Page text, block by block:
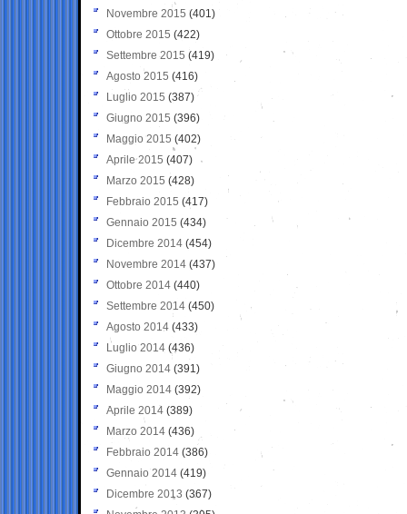
Novembre 2015 (401)
Ottobre 2015 (422)
Settembre 2015 (419)
Agosto 2015 (416)
Luglio 2015 (387)
Giugno 2015 (396)
Maggio 2015 (402)
Aprile 2015 (407)
Marzo 2015 (428)
Febbraio 2015 (417)
Gennaio 2015 (434)
Dicembre 2014 (454)
Novembre 2014 (437)
Ottobre 2014 (440)
Settembre 2014 (450)
Agosto 2014 (433)
Luglio 2014 (436)
Giugno 2014 (391)
Maggio 2014 (392)
Aprile 2014 (389)
Marzo 2014 (436)
Febbraio 2014 (386)
Gennaio 2014 (419)
Dicembre 2013 (367)